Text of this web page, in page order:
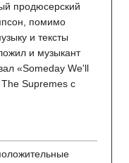
продюсерский
помимо
и тексты
и музыкант
«Someday We'll
Supremes с